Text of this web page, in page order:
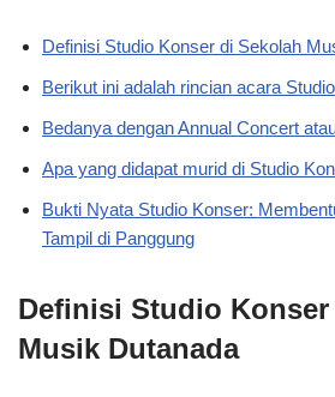
Definisi Studio Konser di Sekolah
Berikut ini adalah rincian acara
Bedanya dengan Annual Concert
Apa yang didapat murid di Studio
Bukti Nyata Studio Konser:
Tampil di Panggung
Definisi Studio
Musik Dutanada